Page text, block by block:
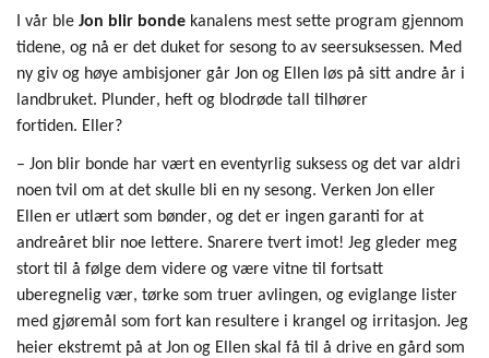
I vår ble Jon blir bonde kanalens mest sette program gjennom
tidene, og nå er det duket for sesong to av seersuksessen. Med
ny giv og høye ambisjoner går Jon og Ellen løs på sitt andre år i
landbruket. Plunder, heft og blodrøde tall tilhører
fortiden. Eller?
– Jon blir bonde har vært en eventyrlig suksess og det var aldri
noen tvil om at det skulle bli en ny sesong. Verken Jon eller
Ellen er utlært som bønder, og det er ingen garanti for at
andreåret blir noe lettere. Snarere tvert imot! Jeg gleder meg
stort til å følge dem videre og være vitne til fortsatt
uberegnelig vær, tørke som truer avlingen, og eviglange lister
med gjøremål som fort kan resultere i krangel og irritasjon. Jeg
heier ekstremt på at Jon og Ellen skal få til å drive en gård som